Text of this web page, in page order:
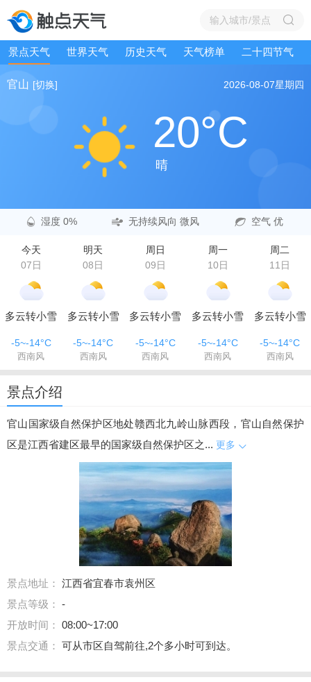
景点天气 世界天气 历史天气 天气榜单 二十四节气
官山 [切换] 2026-08-07星期四
20°C
晴
湿度 0% 无持续风向 微风 空气 优
今天
07日
明天
08日
周日
09日
周一
10日
周二
11日
多云转小雪 多云转小雪 多云转小雪 多云转小雪 多云转小雪
-5~-14°C -5~-14°C -5~-14°C -5~-14°C -5~-14°C
西南风 西南风 西南风 西南风 西南风
景点介绍
官山国家级自然保护区地处赣西北九岭山脉西段，官山自然保护
区是江西省建区最早的国家级自然保护区之... 更多
景点地址： 江西省宜春市袁州区
景点等级： -
开放时间： 08:00~17:00
景点交通： 可从市区自驾前往,2个多小时可到达。